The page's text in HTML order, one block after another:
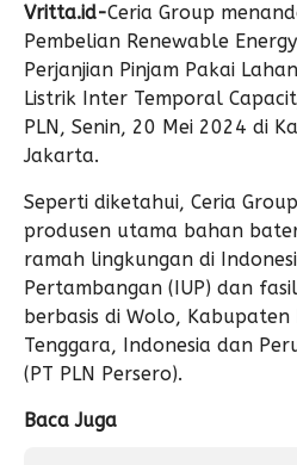
Vritta.id-Ceria Group
Pembelian Renewable
Perjanjian Pinjam Pakai
Listrik Inter Temporal
PLN, Senin, 20 Mei 2024 di
Jakarta.
Seperti diketahui, Ceria
produsen utama bahan
ramah lingkungan di
Pertambangan (IUP) dan
berbasis di Wolo,
Tenggara, Indonesia dan
(PT PLN Persero).
Baca Juga